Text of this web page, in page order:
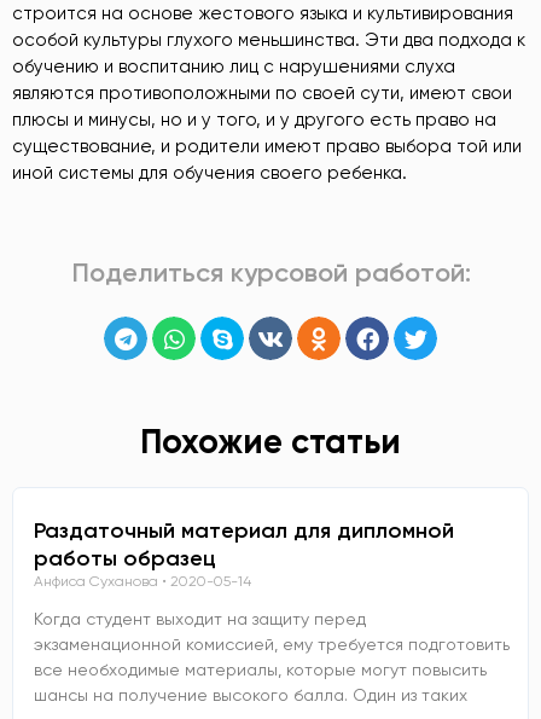
строится на основе жестового языка и культивирования
особой культуры глухого меньшинства. Эти два подхода к
обучению и воспитанию лиц с нарушениями слуха
являются противоположными по своей сути, имеют свои
плюсы и минусы, но и у того, и у другого есть право на
существование, и родители имеют право выбора той или
иной системы для обучения своего ребенка.
Поделиться курсовой работой:
Похожие статьи
Раздаточный материал для дипломной
работы образец
Анфиса Суханова 2020-05-14
Когда студент выходит на защиту перед
экзаменационной комиссией, ему требуется подготовить
все необходимые материалы, которые могут повысить
шансы на получение высокого балла. Один из таких